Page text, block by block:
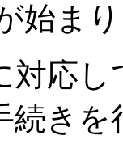
始ま
対応
続き